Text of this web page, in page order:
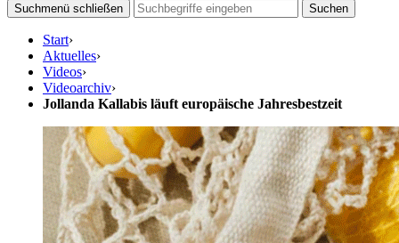
Suchmenü schließen
Suchen
Start›
Aktuelles›
Videos›
Videoarchiv›
Jollanda Kallabis läuft europäische Jahresbestzeit